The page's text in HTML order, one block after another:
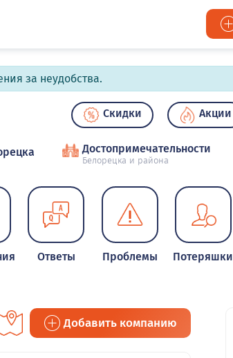
за неудобства.
Скидки Акции
Достопримечательности
Белорецка и района
Ответы Проблемы Потеряшки
Добавить компанию